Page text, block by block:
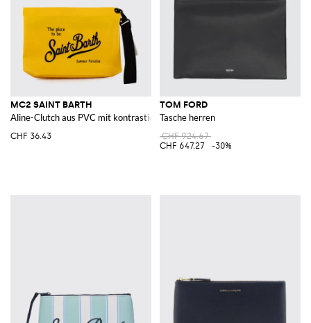
MC2 SAINT BARTH
Aline-Clutch aus PVC mit kontrastierendem Logo und abnehmbarem Griff
CHF 36.43
TOM FORD
Tasche herren
CHF 924.67
CHF 647.27
-30%